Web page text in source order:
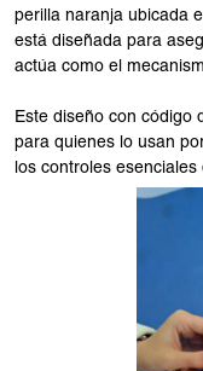
perilla naranja ubicada
está diseñada para
actúa como el
Este diseño con código
para quienes lo usan
los controles